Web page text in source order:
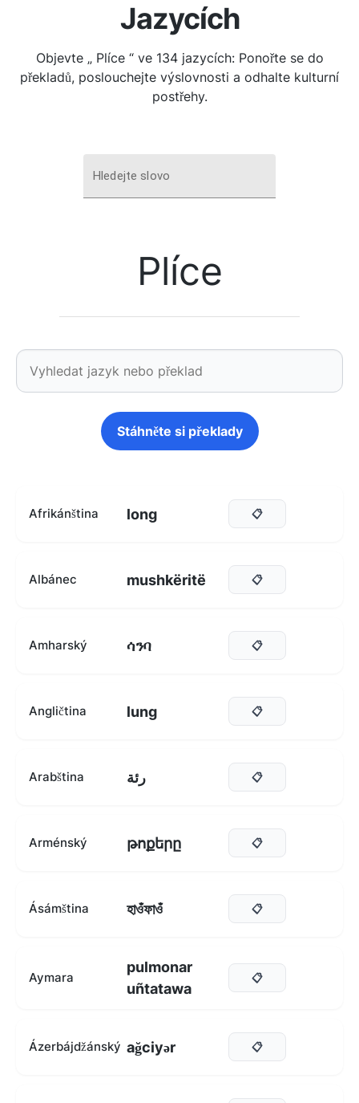
Jazycích
Objevte „ Plíce “ ve 134 jazycích: Ponořte se do
překladů, poslouchejte výslovnosti a odhalte kulturní
postřehy.
Hledejte slovo
Plíce
Stáhněte si překlady
Afrikánština long 📋
Albánec mushkëritë 📋
Amharský ሳንባ 📋
Angličtina lung 📋
Arabština رئة 📋
Arménský թոքերը 📋
Ásámština হাওঁফাওঁ 📋
Aymara
pulmonar
uñtatawa
📋
Ázerbájdžánský ağciyər 📋